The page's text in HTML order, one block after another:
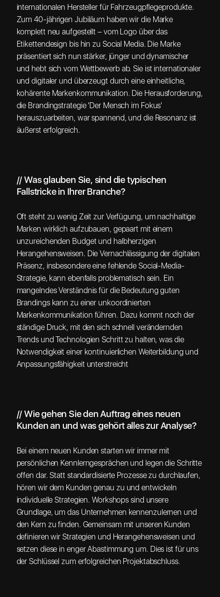
internationalen Hersteller für Fahrzeugpflegeprodukte.
Zum 40-jährigen Jubiläum haben wir die Marke
komplett neu aufgestellt – vom Logo über das
Etikettendesign bis hin zu Social Media. Die Marke
präsentiert sich nun stärker, jünger und dynamischer
und hebt sich vom Wettbewerb ab. Sie ist internationaler
und digitaler und überzeugt durch eine einheitliche,
kohärente Markenkommunikation. Die Herausforderung,
die Brandingstrategie 'Der Mensch im Fokus'
herauszuarbeiten, war spannend, und die Resonanz ist
äußerst erfolgreich.
// Was glauben Sie, sind die typischen
Fallstricke in Ihrer Branche?
Oft steht zu wenig Zeit zur Verfügung, um nachhaltige
Marken wirklich aufzubauen, gepaart mit einem
unzureichenden Budget und halbherzigen
Herangehensweisen. Die Vernachlässigung der digitalen
Präsenz, insbesondere eine fehlende Social-Media-
Strategie, kann ebenfalls problematisch sein. Ein
mangelndes Verständnis für die Bedeutung guten
Brandings kann zu einer unkoordinierten
Markenkommunikation führen. Dazu kommt noch der
ständige Druck, mit den sich schnell verändernden
Trends und Technologien Schritt zu halten, was die
Notwendigkeit einer kontinuierlichen Weiterbildung und
Anpassungsfähigkeit unterstreicht
// Wie gehen Sie den Auftrag eines neuen
Kunden an und was gehört alles zur Analyse?
Bei einem neuen Kunden starten wir immer mit
persönlichen Kennlerngesprächen und legen die Schritte
offen dar. Statt standardisierte Prozesse zu durchlaufen,
hören wir dem Kunden genau zu und entwickeln
individuelle Strategien. Workshops sind unsere
Grundlage, um das Unternehmen kennenzulernen und
den Kern zu finden. Gemeinsam mit unseren Kunden
definieren wir Strategien und Herangehensweisen und
setzen diese in enger Abastimmung um. Dies ist für uns
der Schlüssel zum erfolgreichen Projektabschluss.